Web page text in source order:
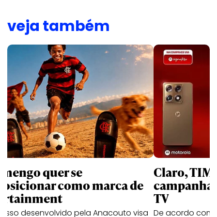
veja também
quer se
como marca de
desenvolvido pela Anacouto visa
Claro,
TV
De acordo com